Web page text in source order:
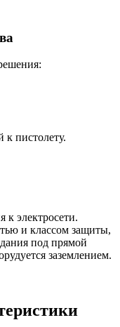
к пистолету.
к электросети.
и классом защиты,
под прямой
заземлением.